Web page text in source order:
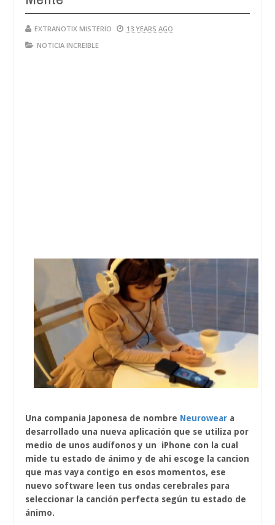
EXTRANOTIX MISTERIO
13 YEARS AGO
NOTICIA INCREIBLE
Una compania Japonesa de nombre Neurowear a
desarrollado una nueva aplicación que se utiliza por
medio de unos audífonos y un iPhone con la cual
mide tu estado de ánimo y de ahi escoge la cancion
que mas vaya contigo en esos momentos, ese
nuevo software leen tus ondas cerebrales para
seleccionar la canción perfecta según tu estado de
ánimo.